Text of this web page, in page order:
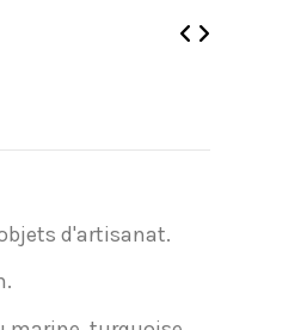
d'artisanat.